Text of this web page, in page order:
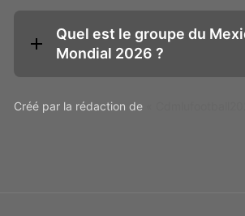
Quel est le groupe du
Mondial 2026 ?
Créé par la rédaction de